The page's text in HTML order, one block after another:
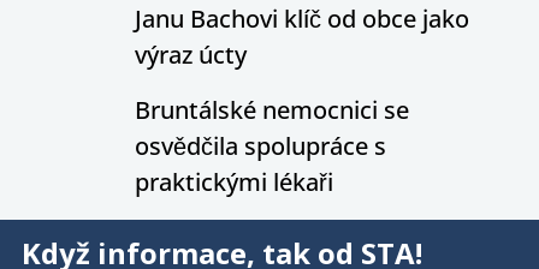
Janu Bachovi klíč od obce jako
výraz úcty
Bruntálské nemocnici se
osvědčila spolupráce s
praktickými lékaři
Když informace, tak od STA!